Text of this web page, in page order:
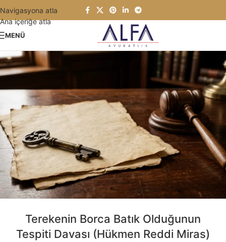
Navigasyona atla
Ana içeriğe atla
MENÜ
Terekenin Borca Batık Olduğunun
Tespiti Davası (Hükmen Reddi Miras)